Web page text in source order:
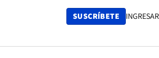
SUSCRÍBETE INGRESAR